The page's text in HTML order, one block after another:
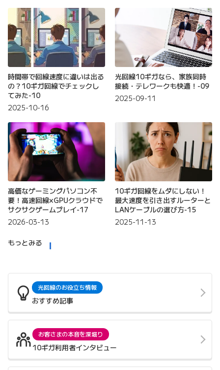
時間帯で回線速度に違いは出る
の？10ギガ回線でチェックし
てみた-10
2025-10-16
光回線10ギガなら、家族同時
接続・テレワークも快適！-09
2025-09-11
高価なゲーミングパソコン不
要！高速回線×GPUクラウドで
サクサクゲームプレイ-17
2026-03-13
10ギガ回線をムダにしない！
最大速度を引き出すルーターと
LANケーブルの選び方-15
2025-11-13
もっとみる
光回線のお役立ち情報
おすすめ記事
お客さまの本音を深堀り
10ギガ利用者インタビュー